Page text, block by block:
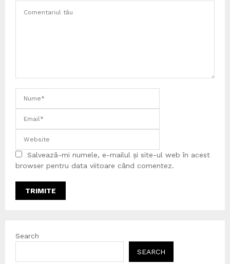
Salvează-mi numele, e-mailul și site-ul web în acest
browser pentru data viitoare când comentez.
Search
SEARCH